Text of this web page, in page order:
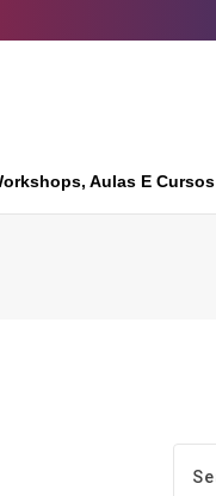
Aulas E Cursos